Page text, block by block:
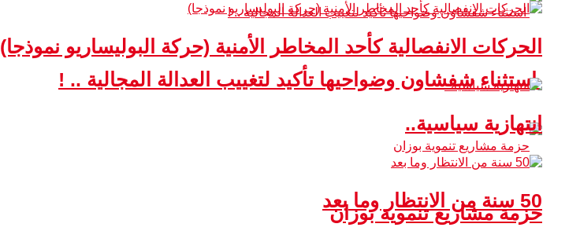
استثناء شفشاون وضواحيها تأكيد لتغييب العدالة المجالية .. !
حزمة مشاريع تنموية بوزان
الحركات الانفصالية كأحد المخاطر الأمنية (حركة البوليساريو نموذجا)
انتهازية سياسية..
50 سنة من الانتظار وما بعد